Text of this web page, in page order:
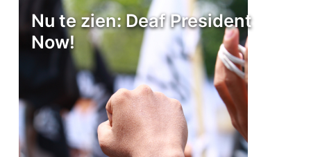
Nu te zien: Deaf President
Now!